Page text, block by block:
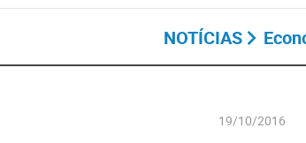
NOTÍCIAS
19/10/2016